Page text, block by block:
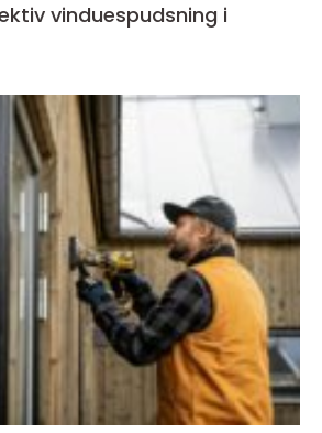
vinduespudsning i